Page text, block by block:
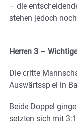
– die
stehen jedoch
Herren 3 –
Die dritte
Auswärtsspiel in
Beide Doppel
setzten sich mit